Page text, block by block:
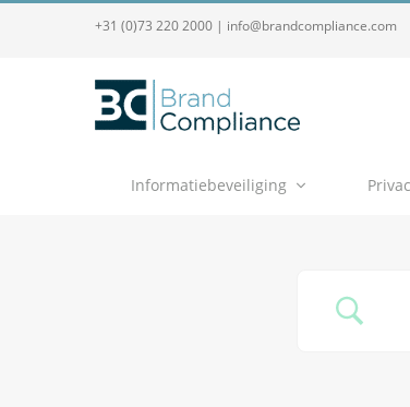
+31 (0)73 220 2000 | info@brandcompliance.com
Informatiebeveiliging